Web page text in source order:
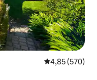
Note
4,85 (570)